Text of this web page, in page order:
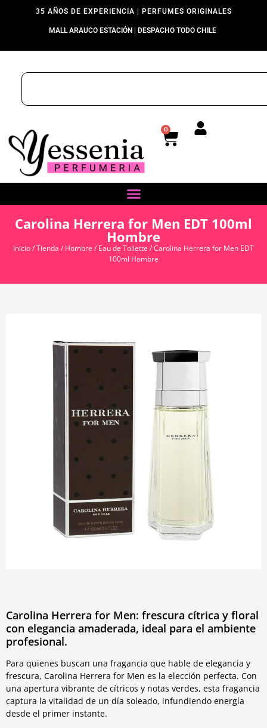
35 AÑOS DE EXPERIENCIA | PERFUMES ORIGINALES
MALL ARAUCO ESTACIÓN | DESPACHO TODO CHILE
0
Carolina Herrera for Men EDT 100ml
Hombre
Inicio/Tienda / Hombre / Eau de Toilette / Carolina Herrera for Men EDT
100ml Hombre
Carolina Herrera for Men: frescura cítrica y floral
con elegancia amaderada, ideal para el ambiente
profesional.
Para quienes buscan una fragancia que hable de elegancia y
frescura, Carolina Herrera for Men es la elección perfecta. Con
una apertura vibrante de cítricos y notas verdes, esta fragancia
captura la vitalidad de un día soleado, infundiendo energía
desde el primer instante.